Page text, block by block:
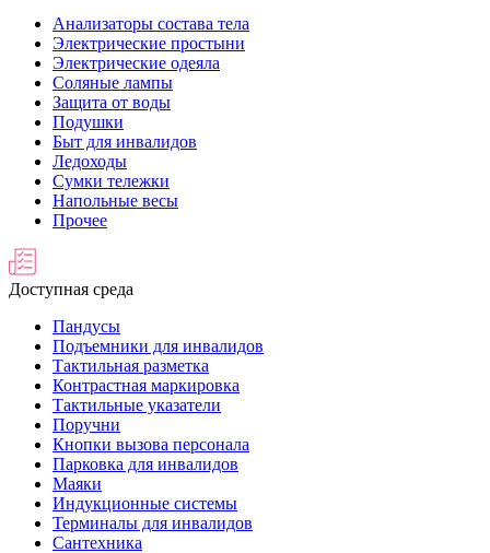
Анализаторы состава тела
Электрические простыни
Электрические одеяла
Соляные лампы
Защита от воды
Подушки
Быт для инвалидов
Ледоходы
Сумки тележки
Напольные весы
Прочее
Доступная среда
Пандусы
Подъемники для инвалидов
Тактильная разметка
Контрастная маркировка
Тактильные указатели
Поручни
Кнопки вызова персонала
Парковка для инвалидов
Маяки
Индукционные системы
Терминалы для инвалидов
Сантехника